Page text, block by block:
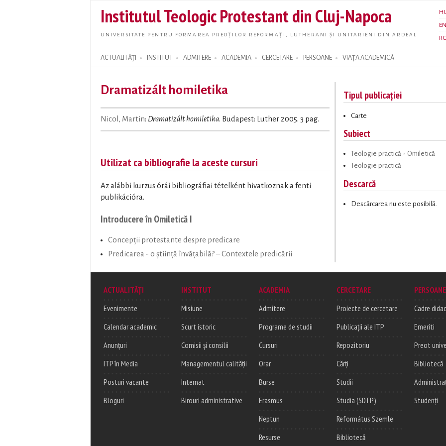
main
content
Institutul Teologic Protestant din Cluj-Napoca
UNIVERSITATE PENTRU FORMAREA PREOȚILOR REFORMAȚI, LUTHERANI ȘI UNITARIENI DIN ARDEAL
EN
ACTUALITĂȚI INSTITUT ADMITERE ACADEMIA CERCETARE PERSOANE VIAȚA ACADEMICĂ
Search form
Dramatizált homiletika
Nicol, Martin: Dramatizált homiletika. Budapest: Luther 2005. 3 pag.
Utilizat ca bibliografie la aceste cursuri
Az alábbi kurzus órái bibliográfiai tételként hivatkoznak a fenti
publikációra.
Introducere în Omiletică I
Concepții protestante despre predicare
Predicarea - o știință învățabilă? – Contextele predicării
Tipul publicației
Carte
Subiect
Teologie practică - Omiletică
Teologie practică
Descarcă
Descărcarea nu este posibilă.
ACTUALITĂȚI
Evenimente
Calendar academic
Anunțuri
ITP în Media
Posturi vacante
Bloguri
INSTITUT
Misiune
Scurt istoric
Comisii și consilii
Managementul calității
Internat
Birouri administrative
ACADEMIA
Admitere
Programe de studii
Cursuri
Orar
Burse
Erasmus
Neptun
Resurse
CERCETARE
Proiecte de cercetare
Publicații ale ITP
Repozitoriu
Cărți
Studii
Studia (SDTP)
Református Szemle
Bibliotecă
PERSOANE
Cadre
Emeriti
Preot
Bibliotecă
Studenți